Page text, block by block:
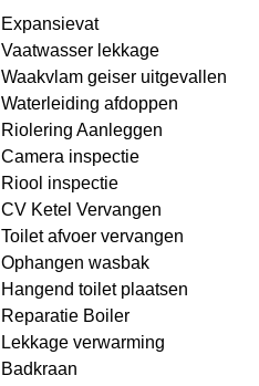
Expansievat
Vaatwasser lekkage
Waakvlam geiser uitgevallen
Waterleiding afdoppen
Riolering Aanleggen
Camera inspectie
Riool inspectie
CV Ketel Vervangen
Toilet afvoer vervangen
Ophangen wasbak
Hangend toilet plaatsen
Reparatie Boiler
Lekkage verwarming
Badkraan